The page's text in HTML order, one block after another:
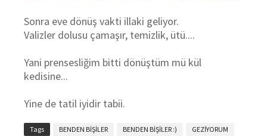
Sonra eve dönüş vakti illaki geliyor.
Valizler dolusu çamaşır, temizlik, ütü....
Yani prensesliğim bitti dönüştüm mü kül
kedisine...
Yine de tatil iyidir tabii.
Tags BENDEN BİŞİLER BENDEN BİŞİLER :)
GEZİYORUM